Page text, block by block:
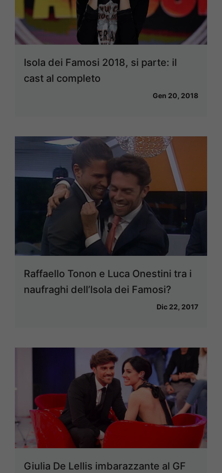
Isola dei Famosi 2018, si parte: il
cast al completo
Gen 20, 2018
Raffaello Tonon e Luca Onestini tra i
naufraghi dell’Isola dei Famosi?
Dic 22, 2017
Giulia De Lellis imbarazzante al GF